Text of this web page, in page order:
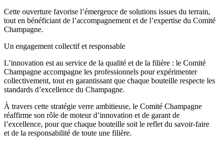
Cette ouverture favorise l’émergence de solutions issues du terrain,
tout en bénéficiant de l’accompagnement et de l’expertise du Comité
Champagne.
Un engagement collectif et responsable
L’innovation est au service de la qualité et de la filière : le Comité
Champagne accompagne les professionnels pour expérimenter
collectivement, tout en garantissant que chaque bouteille respecte les
standards d’excellence du Champagne.
À travers cette stratégie verre ambitieuse, le Comité Champagne
réaffirme son rôle de moteur d’innovation et de garant de
l’excellence, pour que chaque bouteille soit le reflet du savoir-faire
et de la responsabilité de toute une filière.